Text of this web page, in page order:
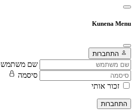
Kunena Menu
התחברות
שם משתמש
סיסמה
זכור אותי
התחברות